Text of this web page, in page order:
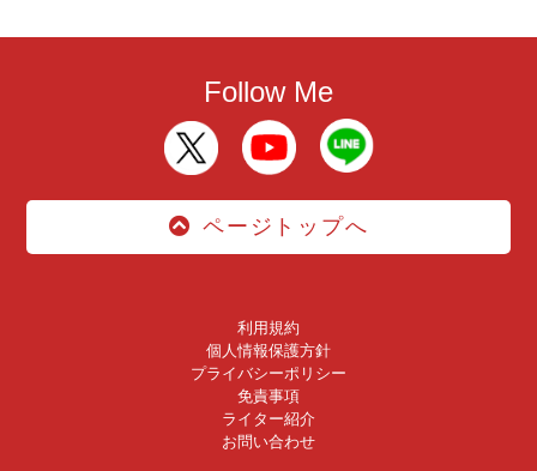
Follow Me
ページトップへ
利用規約
個人情報保護方針
プライバシーポリシー
免責事項
ライター紹介
お問い合わせ